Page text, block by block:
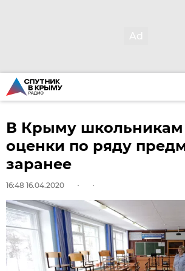
В Крыму школьникам
оценки по ряду
заранее
16:48 16.04.2020